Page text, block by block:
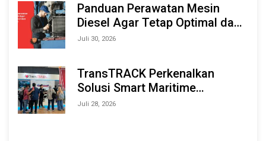
Panduan Perawatan Mesin
Diesel Agar Tetap Optimal dan
Tahan Lama
Juli 30, 2026
TransTRACK Perkenalkan
Solusi Smart Maritime
Monitoring Berbasis AI dan IoT
Juli 28, 2026